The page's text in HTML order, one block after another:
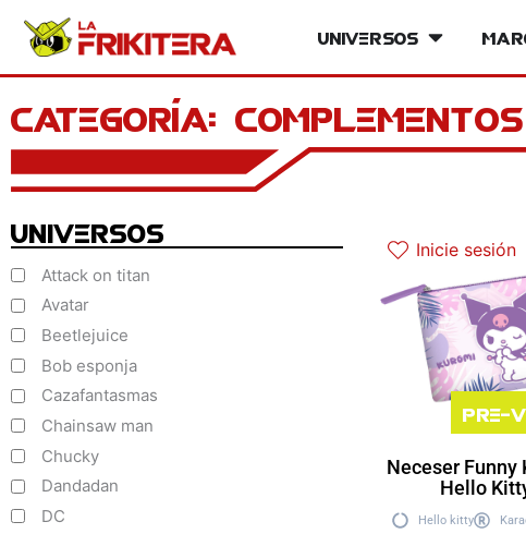
contenido
Universos Open
Categoría: complementos
Universos
Attack on titan
Avatar
Beetlejuice
Bob esponja
Cazafantasmas
Chainsaw man
Chucky
Dandadan
DC
Inicie sesión
Pre-
Neceser Funny
Hello
Hello kitty